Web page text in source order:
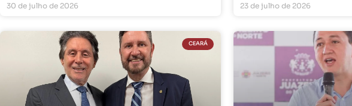
30 de julho de 2026 23 de julho de 2026
CEARÁ